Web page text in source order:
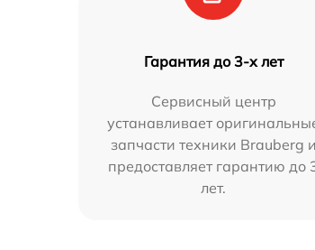
Гарантия до 3-х лет
Сервисный центр
устанавливает
запчасти техники Brauberg и
предоставляет гарантию до
лет.